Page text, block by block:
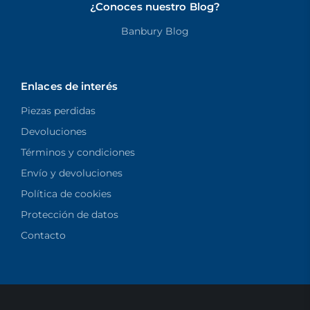
¿Conoces nuestro Blog?
Banbury Blog
Enlaces de interés
Piezas perdidas
Devoluciones
Términos y condiciones
Envío y devoluciones
Política de cookies
Protección de datos
Contacto